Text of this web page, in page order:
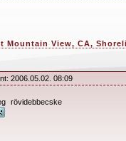
Mountain View, CA,
2006.05.02. 08:09
rövidebbecske